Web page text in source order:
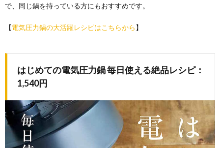
で、同じ鍋を持っている方にもおすすめです。
【電気圧力鍋の大活躍レシピはこちらから 】
はじめての電気圧力鍋 毎日使える絶品レシピ：
1,540円